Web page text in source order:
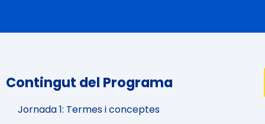
Contingut del Programa
Jornada 1: Termes i conceptes